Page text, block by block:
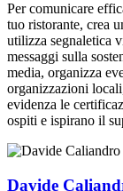
Per comunicare
tuo ristorante, crea
utilizza segnaletica
messaggi sulla
media, organizza
organizzazioni
evidenza le
ospiti e ispirano il
Davide